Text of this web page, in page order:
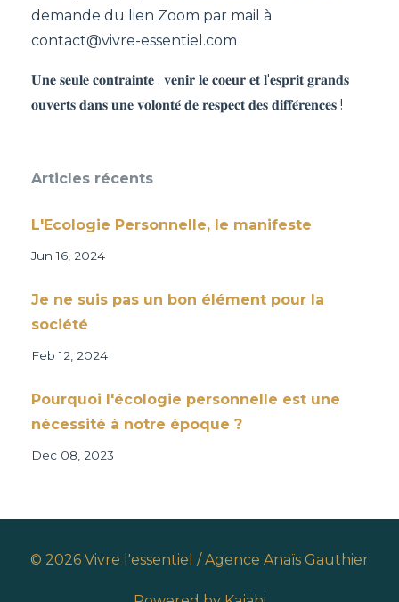
demande du lien Zoom par mail à
contact@vivre-essentiel.com
𝐔𝐧𝐞 𝐬𝐞𝐮𝐥𝐞 𝐜𝐨𝐧𝐭𝐫𝐚𝐢𝐧𝐭𝐞 : 𝐯𝐞𝐧𝐢𝐫 𝐥𝐞 𝐜𝐨𝐞𝐮𝐫 𝐞𝐭 𝐥'𝐞𝐬𝐩𝐫𝐢𝐭 𝐠𝐫𝐚𝐧𝐝𝐬
𝐨𝐮𝐯𝐞𝐫𝐭𝐬 𝐝𝐚𝐧𝐬 𝐮𝐧𝐞 𝐯𝐨𝐥𝐨𝐧𝐭𝐞́ 𝐝𝐞 𝐫𝐞𝐬𝐩𝐞𝐜𝐭 𝐝𝐞𝐬 𝐝𝐢𝐟𝐟𝐞́𝐫𝐞𝐧𝐜𝐞𝐬 !
Articles récents
L'Ecologie Personnelle, le manifeste
Jun 16, 2024
Je ne suis pas un bon élément pour la
société
Feb 12, 2024
Pourquoi l'écologie personnelle est une
nécessité à notre époque ?
Dec 08, 2023
© 2026 Vivre l'essentiel / Agence Anaïs Gauthier